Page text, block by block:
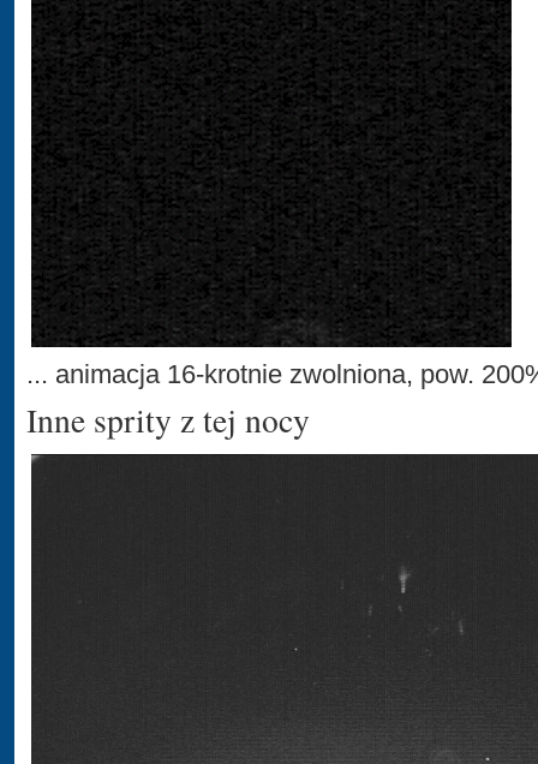
... animacja 16-krotnie zwolniona, pow.
Inne sprity z tej nocy